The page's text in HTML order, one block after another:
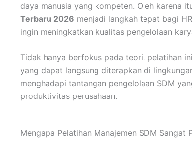
daya manusia yang kompeten. Oleh karena
Terbaru 2026 menjadi langkah tepat bagi
ingin meningkatkan kualitas pengelolaan
Tidak hanya berfokus pada teori, pelatihan
yang dapat langsung diterapkan di
menghadapi tantangan pengelolaan SDM
produktivitas perusahaan.
Mengapa Pelatihan Manajemen SDM Sangat